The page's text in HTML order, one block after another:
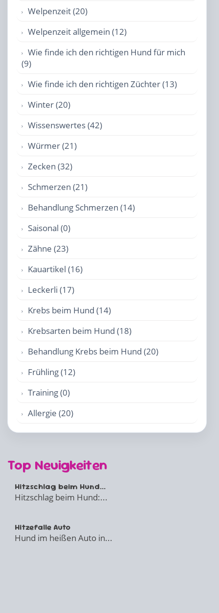
Welpenzeit (20)
Welpenzeit allgemein (12)
Wie finde ich den richtigen Hund für mich
(9)
Wie finde ich den richtigen Züchter (13)
Winter (20)
Wissenswertes (42)
Würmer (21)
Zecken (32)
Schmerzen (21)
Behandlung Schmerzen (14)
Saisonal (0)
Zähne (23)
Kauartikel (16)
Leckerli (17)
Krebs beim Hund (14)
Krebsarten beim Hund (18)
Behandlung Krebs beim Hund (20)
Frühling (12)
Training (0)
Allergie (20)
Top Neuigkeiten
Hitzschlag beim Hund...
Hitzschlag beim Hund:...
Hitzefalle Auto
Hund im heißen Auto in...